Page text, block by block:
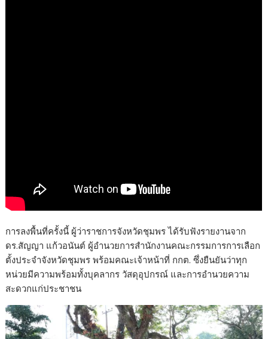
การลงพื้นที่ครั้งนี้ ผู้ว่าราชการจังหวัดชุมพร ได้รับฟังรายงานจาก
ดร.สัญญา แก้วอนันต์ ผู้อำนวยการสำนักงานคณะกรรมการการเลือก
ตั้งประจำจังหวัดชุมพร พร้อมคณะเจ้าหน้าที่ กกต. ซึ่งยืนยันว่าทุก
หน่วยมีความพร้อมทั้งบุคลากร วัสดุอุปกรณ์ และการอำนวยความ
สะดวกแก่ประชาชน